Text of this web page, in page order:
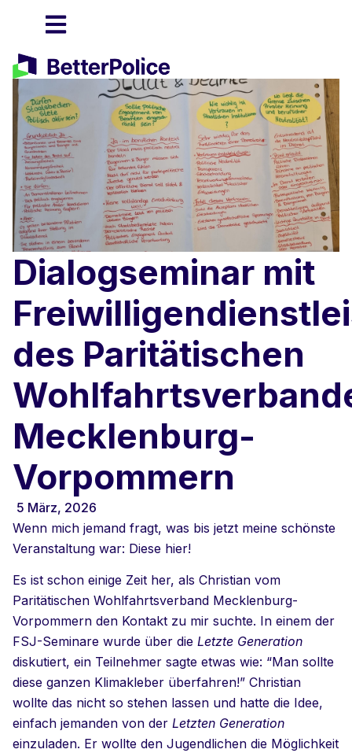
Dialogseminar mit
des Paritätischen
Mecklenburg-
Vorpommern
5 März, 2026
Wenn mich jemand fragt, was bis jetzt meine schönste
Veranstaltung war: Diese hier!
Es ist schon einige Zeit her, als Christian vom
Paritätischen Wohlfahrtsverband Mecklenburg-
Vorpommern den Kontakt zu mir suchte. In einem der
FSJ-Seminare wurde über die Letzte Generation
diskutiert, ein Teilnehmer sagte etwas wie: “Man sollte
diese ganzen Klimakleber überfahren!” Christian
wollte das nicht so stehen lassen und hatte die Idee,
einfach jemanden von der Letzten Generation
einzuladen. Er wollte den Jugendlichen die Möglichkeit